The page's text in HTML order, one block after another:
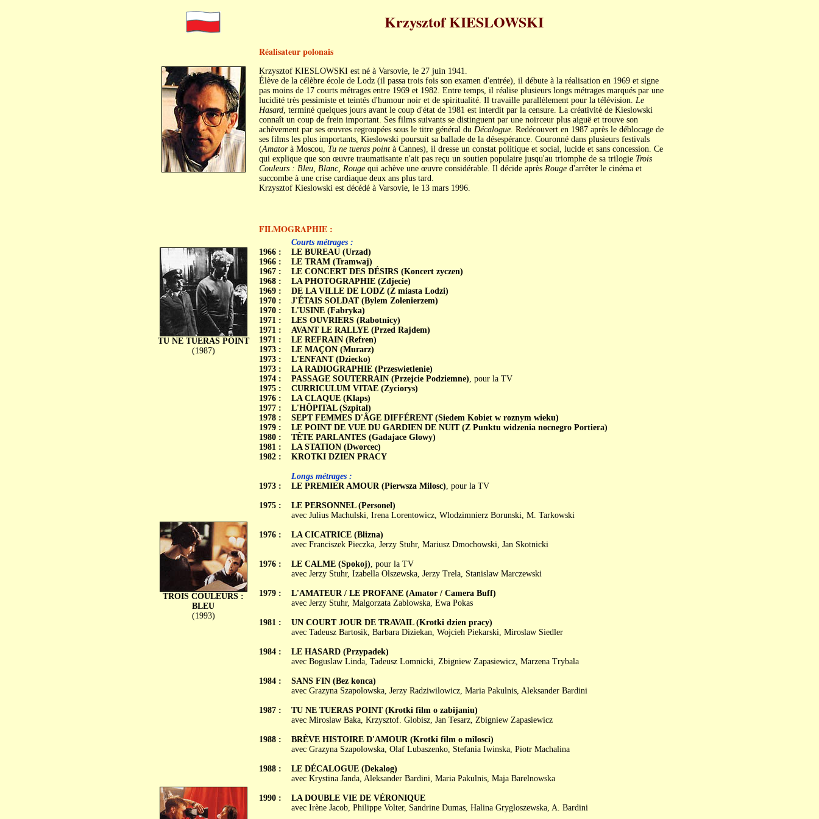
Krzysztof KIESLOWSKI
Réalisateur polonais
Krzysztof KIESLOWSKI est né à Varsovie, le 27 juin 1941.
Élève de la célèbre école de Lodz (il passa trois fois son examen d'entrée), il débute à la réalisation en 1969 et signe
pas moins de 17 courts métrages entre 1969 et 1982. Entre temps, il réalise plusieurs longs métrages marqués par une
lucidité très pessimiste et teintés d'humour noir et de spiritualité. Il travaille parallèlement pour la télévision. Le
Hasard, terminé quelques jours avant le coup d'état de 1981 est interdit par la censure. La créativité de Kieslowski
connaît un coup de frein important. Ses films suivants se distinguent par une noirceur plus aiguë et trouve son
achèvement par ses œuvres regroupées sous le titre général du Décalogue. Redécouvert en 1987 après le déblocage de
ses films les plus importants, Kieslowski poursuit sa ballade de la désespérance. Couronné dans plusieurs festivals
(Amatorà Moscou, Tu ne tueras pointà Cannes), il dresse un constat politique et social, lucide et sans concession. Ce
qui explique que son œuvre traumatisante n'ait pas reçu un soutien populaire jusqu'au triomphe de sa trilogie Trois
Couleurs : Bleu, Blanc, Rougequi achève une œuvre considérable. Il décide après Rouged'arrêter le cinéma et
succombe à une crise cardiaque deux ans plus tard.
Krzysztof Kieslowski est décédé à Varsovie, le 13 mars 1996.
FILMOGRAPHIE :
TU NE TUERAS POINT
(1987)
TROIS COULEURS :
BLEU
(1993)
1966 :
1966 :
1967 :
1968 :
1969 :
1970 :
1970 :
1971 :
1971 :
1971 :
1973 :
1973 :
1973 :
1974 :
1975 :
1976 :
1977 :
1978 :
1979 :
1980 :
1981 :
1982 :
1973 :
1975 :
1976 :
1976 :
1979 :
1981 :
1984 :
1984 :
1987 :
1988 :
1988 :
1990 :
Courts métrages :
LE BUREAU (Urzad)
LE TRAM (Tramwaj)
LE CONCERT DES DÉSIRS (Koncert zyczen)
LA PHOTOGRAPHIE (Zdjecie)
DE LA VILLE DE LODZ (Z miasta Lodzi)
J'ÉTAIS SOLDAT (Bylem Zolenierzem)
L'USINE (Fabryka)
LES OUVRIERS (Rabotnicy)
AVANT LE RALLYE (Przed Rajdem)
LE REFRAIN (Refren)
LE MAÇON (Murarz)
L'ENFANT (Dziecko)
LA RADIOGRAPHIE (Przeswietlenie)
PASSAGE SOUTERRAIN (Przejcie Podziemne), pour la TV
CURRICULUM VITAE (Zyciorys)
LA CLAQUE (Klaps)
L'HÔPITAL (Szpital)
SEPT FEMMES D'ÂGE DIFFÉRENT (Siedem Kobiet w roznym wieku)
LE POINT DE VUE DU GARDIEN DE NUIT (Z Punktu widzenia nocnegro Portiera)
TÊTE PARLANTES (Gadajace Glowy)
LA STATION (Dworcec)
KROTKI DZIEN PRACY
Longs métrages :
LE PREMIER AMOUR (Pierwsza Milosc), pour la TV
LE PERSONNEL (Personel)
avec Julius Machulski, Irena Lorentowicz, Wlodzimnierz Borunski, M. Tarkowski
LA CICATRICE (Blizna)
avec Franciszek Pieczka, Jerzy Stuhr, Mariusz Dmochowski, Jan Skotnicki
LE CALME (Spokoj), pour la TV
avec Jerzy Stuhr, Izabella Olszewska, Jerzy Trela, Stanislaw Marczewski
L'AMATEUR / LE PROFANE (Amator / Camera Buff)
avec Jerzy Stuhr, Malgorzata Zablowska, Ewa Pokas
UN COURT JOUR DE TRAVAIL (Krotki dzien pracy)
avec Tadeusz Bartosik, Barbara Diziekan, Wojcieh Piekarski, Miroslaw Siedler
LE HASARD (Przypadek)
avec Boguslaw Linda, Tadeusz Lomnicki, Zbigniew Zapasiewicz, Marzena Trybala
SANS FIN (Bez konca)
avec Grazyna Szapolowska, Jerzy Radziwilowicz, Maria Pakulnis, Aleksander Bardini
TU NE TUERAS POINT (Krotki film o zabijaniu)
avec Miroslaw Baka, Krzysztof. Globisz, Jan Tesarz, Zbigniew Zapasiewicz
BRÈVE HISTOIRE D'AMOUR (Krotki film o mîlosci)
avec Grazyna Szapolowska, Olaf Lubaszenko, Stefania Iwinska, Piotr Machalina
LE DÉCALOGUE (Dekalog)
avec Krystina Janda, Aleksander Bardini, Maria Pakulnis, Maja Barelnowska
LA DOUBLE VIE DE VÉRONIQUE
avec Irène Jacob, Philippe Volter, Sandrine Dumas, Halina Grygloszewska, A. Bardini